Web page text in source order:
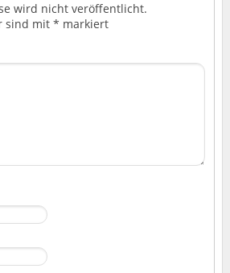
wird nicht veröffentlicht.
sind mit * markiert